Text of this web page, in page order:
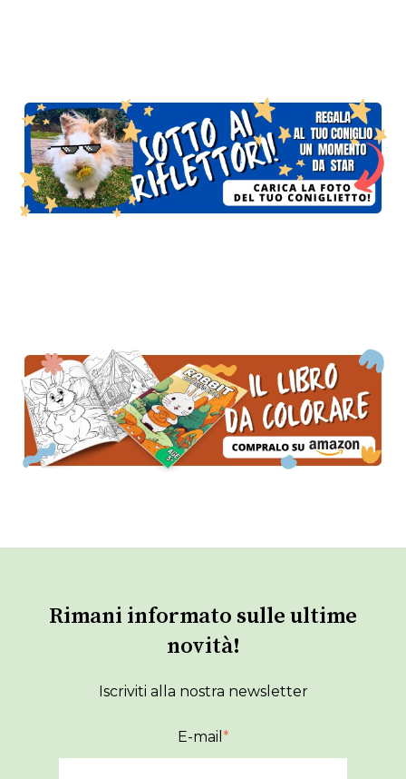
Rimani informato sulle ultime
novità!
Iscriviti alla nostra newsletter
E-mail *